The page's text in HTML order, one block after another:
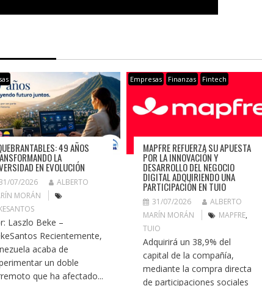
49 AÑOS
LA
EN EVOLUCIÓN
07/2026
ALBERTO
MORÁN
Laszlo Beke –
Recientemente,
acaba de
un doble
que ha afectado...
Empresas Finanzas Fintech
MAPFRE REFUERZA SU APUESTA
POR LA INNOVACIÓN Y
DESARROLLO DEL NEGOCIO
DIGITAL ADQUIRIENDO UNA
PARTICIPACIÓN EN TUIO
31/07/2026
ALBERTO
MARÍN MORÁN
MAPFRE,
TUIO
Adquirirá un 38,9% del
capital de la compañía,
mediante la compra directa
de participaciones sociales